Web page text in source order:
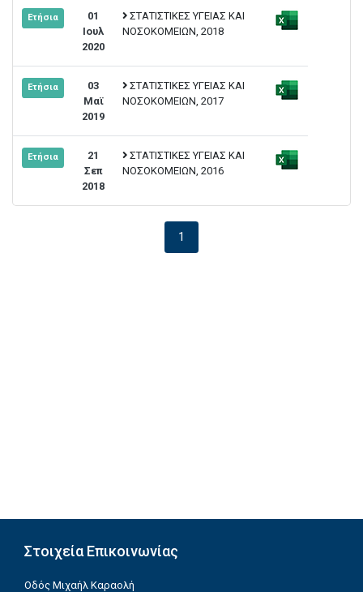
Ετήσια
01
Ιουλ
2020
ΣΤΑΤΙΣΤΙΚΕΣ ΥΓΕΙΑΣ ΚΑΙ
ΝΟΣΟΚΟΜΕΙΩΝ, 2018
Ετήσια
03
Μαϊ
2019
ΣΤΑΤΙΣΤΙΚΕΣ ΥΓΕΙΑΣ ΚΑΙ
ΝΟΣΟΚΟΜΕΙΩΝ, 2017
Ετήσια
21
Σεπ
2018
ΣΤΑΤΙΣΤΙΚΕΣ ΥΓΕΙΑΣ ΚΑΙ
ΝΟΣΟΚΟΜΕΙΩΝ, 2016
1
Στοιχεία Επικοινωνίας
Οδός Μιχαήλ Καραολή